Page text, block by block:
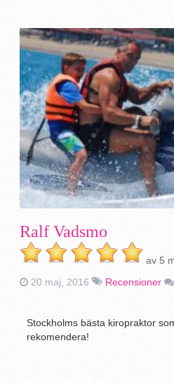
Ralf Vadsmo
av 5
20 maj, 2016
Recensioner
Stockholms bästa kiropraktor
rekomendera!